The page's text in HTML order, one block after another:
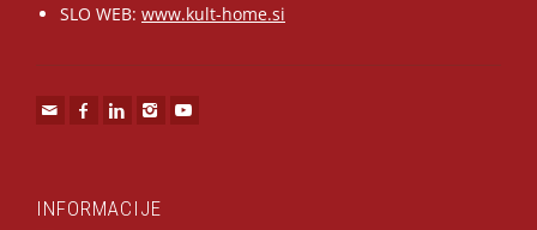
SLO WEB: www.kult-home.si
INFORMACIJE